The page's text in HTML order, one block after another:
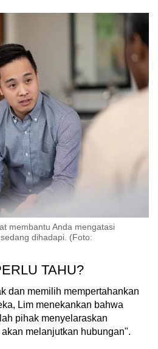
membantu Anda mengatasi
dihadapi. (Foto:
TAHU?
dan memilih mempertahankan
Lim menekankan bahwa
pihak menyelaraskan
melanjutkan hubungan".